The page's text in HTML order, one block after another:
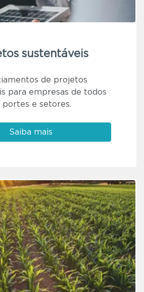
sustentáveis
de projetos
para empresas de todos
portes e setores.
Saiba mais